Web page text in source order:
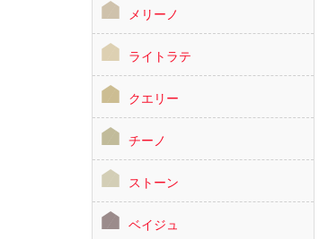
メリーノ
ライトラテ
クエリー
チーノ
ストーン
ベイジュ